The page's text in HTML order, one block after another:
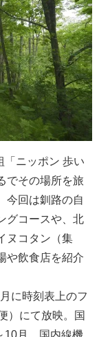
「ニッポン 歩い
でその場所を旅
今回は釧路の自
グコースや、北
ヌコタン（集
や飲食店を紹介
に時刻表上のフ
）にて放映。国
10月、国内線機